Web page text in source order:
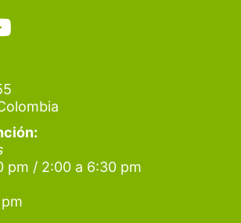
pm / 2:00 a 6:30 pm